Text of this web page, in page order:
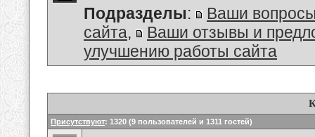
Подразделы:
Ваши
сайта,
Ваши отзывы и
улучшению работы сайта
Присутствуют: 1320 (9 пользователей и 1311 гостей)